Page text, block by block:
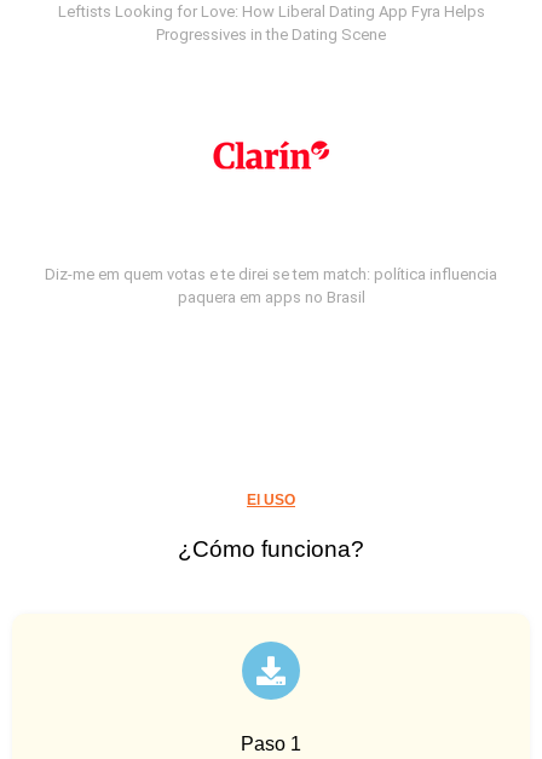
Leftists Looking for Love: How Liberal Dating App Fyra Helps
Progressives in the Dating Scene
Diz-me em quem votas e te direi se tem match: política influencia
paquera em apps no Brasil
El USO
¿Cómo funciona?
Paso 1